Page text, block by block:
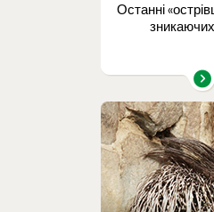
Останні